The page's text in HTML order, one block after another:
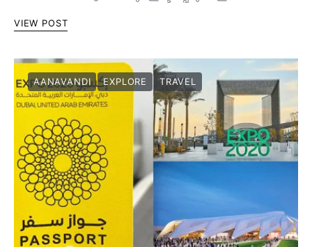
VIEW POST
AANAVANDI EXPLORE TRAVEL